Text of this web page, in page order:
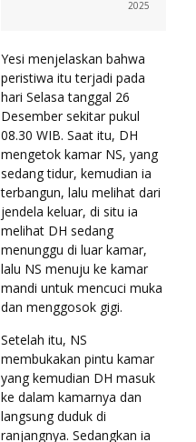
2025
Yesi menjelaskan bahwa
peristiwa itu terjadi pada
hari Selasa tanggal 26
Desember sekitar pukul
08.30 WIB. Saat itu, DH
mengetok kamar NS, yang
sedang tidur, kemudian ia
terbangun, lalu melihat dari
jendela keluar, di situ ia
melihat DH sedang
menunggu di luar kamar,
lalu NS menuju ke kamar
mandi untuk mencuci muka
dan menggosok gigi.
Setelah itu, NS
membukakan pintu kamar
yang kemudian DH masuk
ke dalam kamarnya dan
langsung duduk di
ranjangnya. Sedangkan ia